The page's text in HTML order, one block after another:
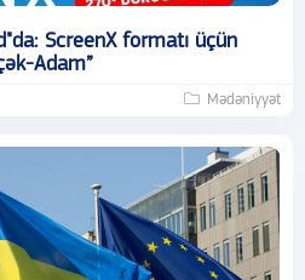
ScreenX formatı üçün
Adam”
Mədəniyyət